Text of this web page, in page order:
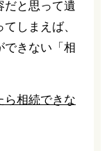
だと思って遺
しまえば、
できない「相
ら相続できな